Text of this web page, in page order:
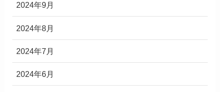
2024年9月
2024年8月
2024年7月
2024年6月